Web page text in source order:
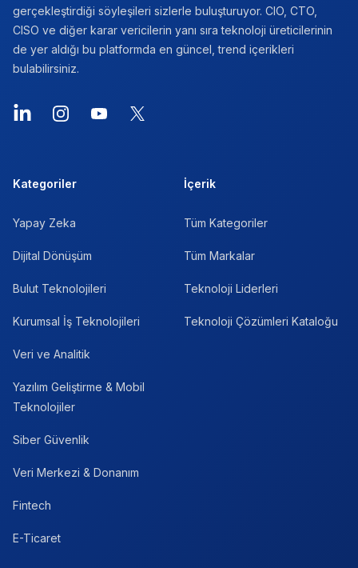
gerçekleştirdiği söyleşileri sizlerle buluşturuyor. CIO, CTO,
CISO ve diğer karar vericilerin yanı sıra teknoloji üreticilerinin
de yer aldığı bu platformda en güncel, trend içerikleri
bulabilirsiniz.
LinkedInInstagramYouTube
X
Kategoriler
Yapay Zeka
Dijital Dönüşüm
Bulut Teknolojileri
Kurumsal İş Teknolojileri
Veri ve Analitik
Yazılım Geliştirme & Mobil
Teknolojiler
Siber Güvenlik
Veri Merkezi & Donanım
Fintech
E-Ticaret
İçerik
Tüm Kategoriler
Tüm Markalar
Teknoloji Liderleri
Teknoloji Çözümleri Kataloğu